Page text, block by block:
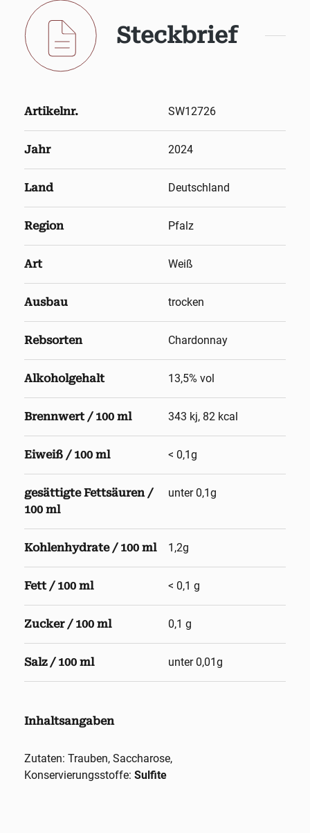
Steckbrief
Artikelnr. SW12726
Jahr 2024
Land Deutschland
Region Pfalz
Art Weiß
Ausbau trocken
Rebsorten Chardonnay
Alkoholgehalt 13,5% vol
Brennwert / 100 ml 343 kj, 82 kcal
Eiweiß / 100 ml < 0,1g
gesättigte Fettsäuren /
100 ml
unter 0,1g
Kohlenhydrate / 100 ml 1,2g
Fett / 100 ml < 0,1 g
Zucker / 100 ml 0,1 g
Salz / 100 ml unter 0,01g
Inhaltsangaben
Zutaten: Trauben, Saccharose,
Konservierungsstoffe: Sulfite